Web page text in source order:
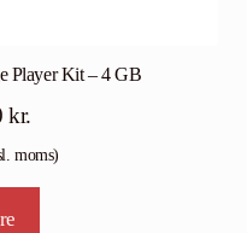
Player Kit – 4 GB
kr.
moms)